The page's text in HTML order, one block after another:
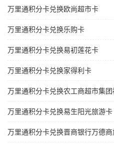
万里通积分卡兑换欧尚超市卡
万里通积分卡兑换乐购卡
万里通积分卡兑换易初莲花卡
万里通积分卡兑换家得利卡
万里通积分卡兑换农工商超市集团
万里通积分卡兑换易生阳光旅游卡
万里通积分卡兑换晋商银行万德商